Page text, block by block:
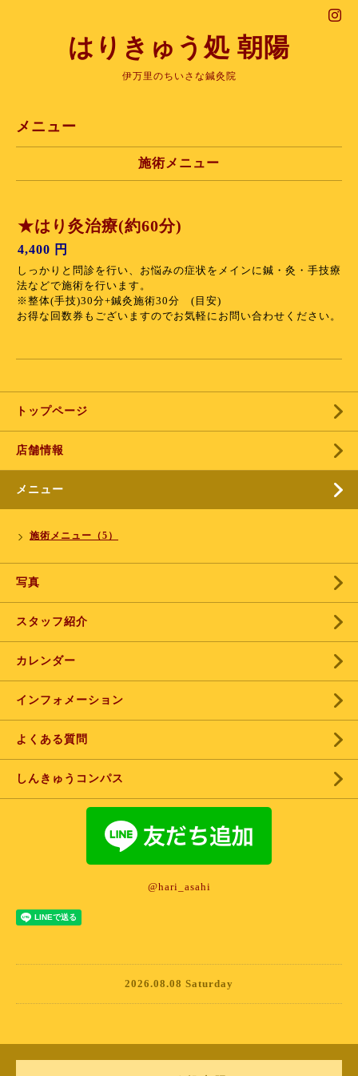
はりきゅう処 朝陽
伊万里のちいさな鍼灸院
メニュー
施術メニュー
★はり灸治療(約60分)
4,400 円
しっかりと問診を行い、お悩みの症状をメインに鍼・灸・手技療
法などで施術を行います。
※整体(手技)30分+鍼灸施術30分 (目安)
お得な回数券もございますのでお気軽にお問い合わせください。
トップページ
店舗情報
メニュー
施術メニュー（5）
写真
スタッフ紹介
カレンダー
インフォメーション
よくある質問
しんきゅうコンパス
@hari_asahi
2026.08.08 Saturday